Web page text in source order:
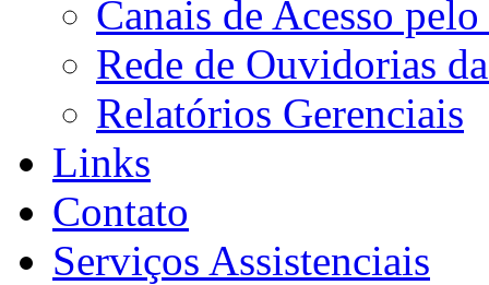
Canais de Acesso
Rede de Ouvidorias
Relatórios Gerenciais
Links
Contato
Serviços Assistenciais